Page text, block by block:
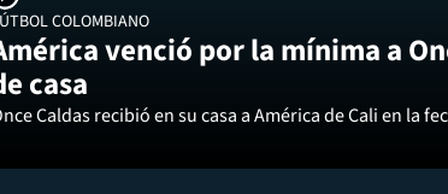
COLOMBIANO
venció por la mínima a
casa
Caldas recibió en su casa a América de Cali en la